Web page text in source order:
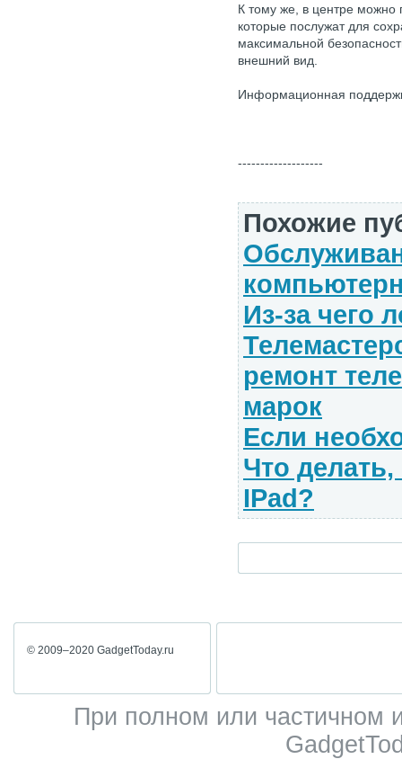
К тому же, в центре можно
которые послужат для
максимальной
внешний вид.
Информационная
-------------------
Похожие
Из-за чего
ремонт
марок
Если
Что
IPad?
© 2009–2020 GadgetToday.ru
При полном или частичном